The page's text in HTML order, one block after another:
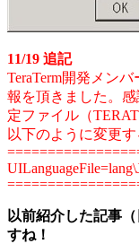
11/19 追記
TeraTerm開発メン
報を頂きました。感
定ファイル（
以下のように変更
以前紹介した記事
すね！